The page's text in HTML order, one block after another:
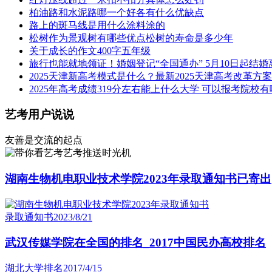
柏油路和水泥路哪一个好各有什么优缺点
路上的斑马线是用什么涂料涂的
松树作为景观树有哪些优点松树的寿命是多少年
关于成长的作文400字五年级
旅行也能就地领证！婚姻登记“全国通办” 5月10日起结
2025天津新高考模式是什么？最新2025天津高考改革方案
2025年高考成绩319分左右能上什么大学 可以报考院校有
艺考用户说说
友善是交流的起点
艺考推送时光机
湖南生物机电职业技术学院2023年录取通知书已寄出
录取通知书2023/8/21
武汉传媒学院在全国的排名_2017中国民办高校排名
湖北大学排名2017/4/15